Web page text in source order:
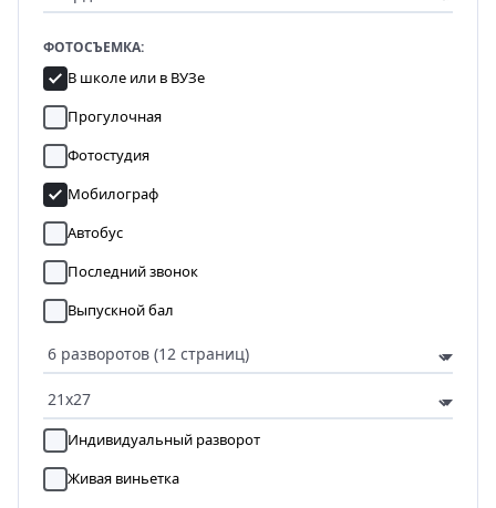
ФОТОСЪЕМКА:
В школе или в ВУЗе
Прогулочная
Фотостудия
Мобилограф
Автобус
Последний звонок
Выпускной бал
Индивидуальный разворот
Живая виньетка